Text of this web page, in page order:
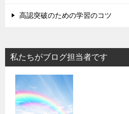
高認突破のための学習のコツ
私たちがブログ担当者です